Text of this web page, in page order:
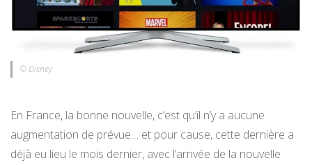
© Disney
En France, la bonne nouvelle, c’est qu’il n’y a aucune
augmentation de prévue… et pour cause, cette dernière a
déjà eu lieu le mois dernier, avec l’arrivée de la nouvelle